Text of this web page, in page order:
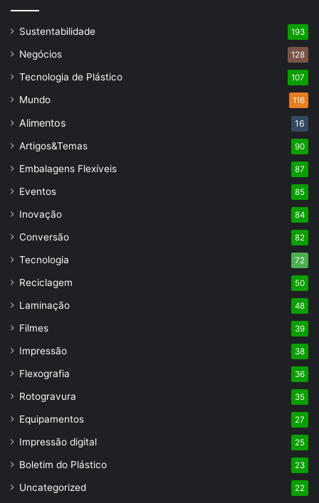
Sustentabilidade 193
Negócios 128
Tecnologia de Plástico 107
Mundo 116
Alimentos 16
Artigos&Temas 90
Embalagens Flexíveis 87
Eventos 85
Inovação 84
Conversão 82
Tecnologia 72
Reciclagem 50
Laminação 48
Filmes 39
Impressão 38
Flexografia 36
Rotogravura 35
Equipamentos 27
Impressão digital 25
Boletim do Plástico 23
Uncategorized 22